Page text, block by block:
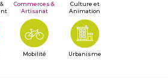
Commerces &
Artisanat
Culture et
Animation
Mobilité Urbanisme